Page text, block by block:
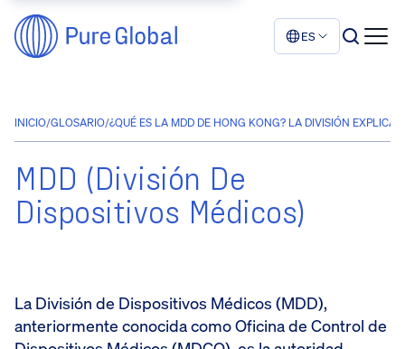
ES
INICIO/GLOSARIO/¿QUÉ ES LA MDD DE HONG KONG? LA DIVISIÓN
MDD (División De
Dispositivos Médicos)
La División de Dispositivos Médicos (MDD),
anteriormente conocida como Oficina de Control de